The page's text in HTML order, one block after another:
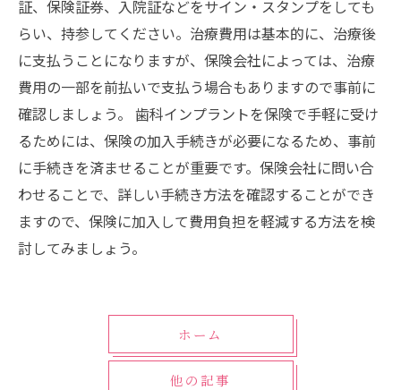
証、保険証券、入院証などをサイン・スタンプをしても
らい、持参してください。治療費用は基本的に、治療後
に支払うことになりますが、保険会社によっては、治療
費用の一部を前払いで支払う場合もありますので事前に
確認しましょう。 歯科インプラントを保険で手軽に受け
るためには、保険の加入手続きが必要になるため、事前
に手続きを済ませることが重要です。保険会社に問い合
わせることで、詳しい手続き方法を確認することができ
ますので、保険に加入して費用負担を軽減する方法を検
討してみましょう。
ホーム
他の記事